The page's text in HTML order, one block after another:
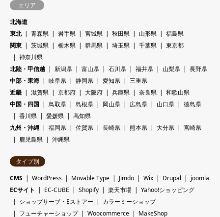
エリア
北海道
東北
青森県 岩手県 宮城県 秋田県 山形県
福島県
関東
茨城県 栃木県 群馬県 埼玉県 千葉県
東京都
神奈川県
北陸・甲信越
新潟県 富山県 石川県 福井県 山梨県
長野県
中部・東海
岐阜県 静岡県 愛知県
三重県
近畿
滋賀県 京都府 大阪府 兵庫県 奈良県
和歌山県
中国・四国
鳥取県 島根県 岡山県 広島県 山口県
徳島県
香川県
愛媛県
高知県
九州・沖縄
福岡県 佐賀県 長崎県 熊本県 大分県
宮崎県
鹿児島県
沖縄県
タイプ別
CMS
WordPress Movable Type Jimdo Wix Drupal
joomla
ECサイト
EC-CUBE Shopify 楽天市場
Yahoo!ショッピング
ショップサーブ・Eストアー
カラーミーショップ
フューチャーショップ
Woocommerce MakeShop